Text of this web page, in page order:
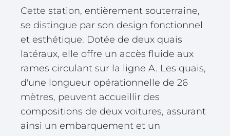
Cette station, entièrement souterraine,
se distingue par son design fonctionnel
et esthétique. Dotée de deux quais
latéraux, elle offre un accès fluide aux
rames circulant sur la ligne A. Les quais,
d'une longueur opérationnelle de 26
mètres, peuvent accueillir des
compositions de deux voitures, assurant
ainsi un embarquement et un